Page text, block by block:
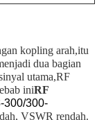
kopling arah,itu
dua bagian
utama,RF
iniRF
300/300-
VSWR rendah.